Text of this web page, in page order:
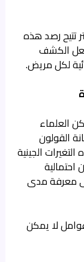
تتيح رصد هذه
الكشف
لكل مريض.
العلماء
القولون
الجينية
معرفة مدى
لا يمكن